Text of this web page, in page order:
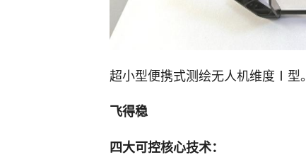
超小型便携式测绘无人机维度Ⅰ型。
飞得稳
四大可控核心技术：